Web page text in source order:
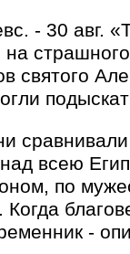
- 30 авг.
святого
всею
по
-